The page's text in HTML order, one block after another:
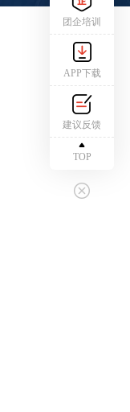
团企培训
APP下载
建议反馈
TOP